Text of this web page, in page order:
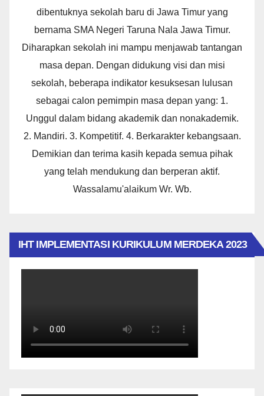
dibentuknya sekolah baru di Jawa Timur yang
bernama SMA Negeri Taruna Nala Jawa Timur.
Diharapkan sekolah ini mampu menjawab tantangan
masa depan. Dengan didukung visi dan misi
sekolah, beberapa indikator kesuksesan lulusan
sebagai calon pemimpin masa depan yang: 1.
Unggul dalam bidang akademik dan nonakademik.
2. Mandiri. 3. Kompetitif. 4. Berkarakter kebangsaan.
Demikian dan terima kasih kepada semua pihak
yang telah mendukung dan berperan aktif.
Wassalamu'alaikum Wr. Wb.
IHT IMPLEMENTASI KURIKULUM MERDEKA 2023